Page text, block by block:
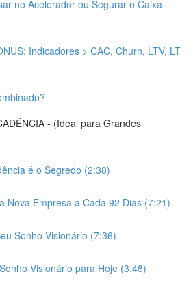
no Acelerador ou Segurar o Caixa
Indicadores > CAC, Churn, LTV, LT
- (Ideal para Grandes
é o Segredo (2:38)
Nova Empresa a Cada 92 Dias (7:21)
Sonho Visionário (7:36)
Visionário para Hoje (3:48)